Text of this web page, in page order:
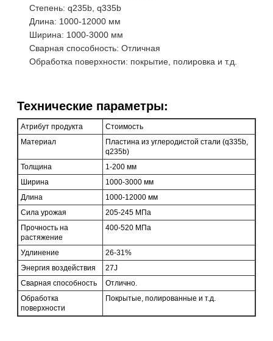
Степень: q235b, q335b
Длина: 1000-12000 мм
Ширина: 1000-3000 мм
Сварная способность: Отличная
Обработка поверхности: покрытие, полировка и т.д.
Технические параметры:
Атрибут продукта
Стоимость
Материал
Пластина из углеродистой стали (q335b,
q235b)
Толщина
1-200 мм
Ширина
1000-3000 мм
Длина
1000-12000 мм
Сила урожая
205-245 МПа
Прочность на
растяжение
400-520 МПа
Удлинение
26-31%
Энергия воздействия
27J
Сварная способность
Отлично.
Обработка
поверхности
Покрытые, полированные и т.д.